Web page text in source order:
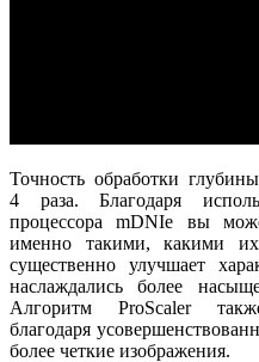
Точность обработки
4 раза. Благодаря
процессора mDNIe вы
именно такими, какими
существенно улучшает
наслаждались более
Алгоритм ProScaler
благодаря
более четкие изображения.